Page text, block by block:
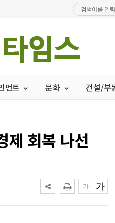
먼트 문화 건설/부
제 회복 나선